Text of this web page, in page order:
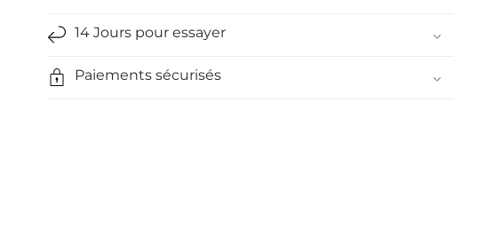
14 Jours pour essayer
Paiements sécurisés